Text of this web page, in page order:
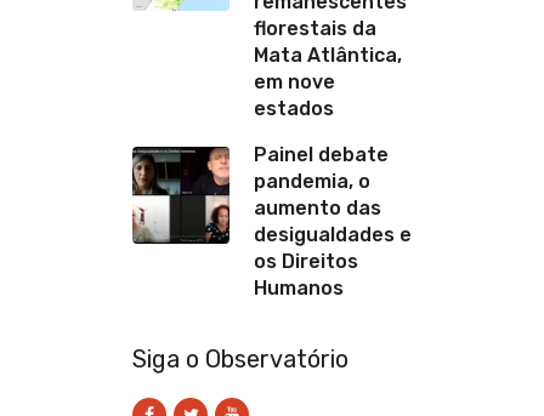
florestais da
Mata Atlântica,
em nove
estados
Painel debate
pandemia, o
aumento das
desigualdades e
os Direitos
Humanos
Siga o Observatório